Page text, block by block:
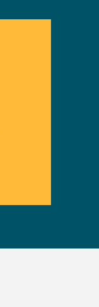
alla pagina